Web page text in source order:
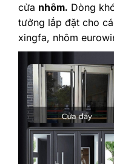
cửa nhôm. Dòng
tưởng lắp đặt cho
xingfa, nhôm